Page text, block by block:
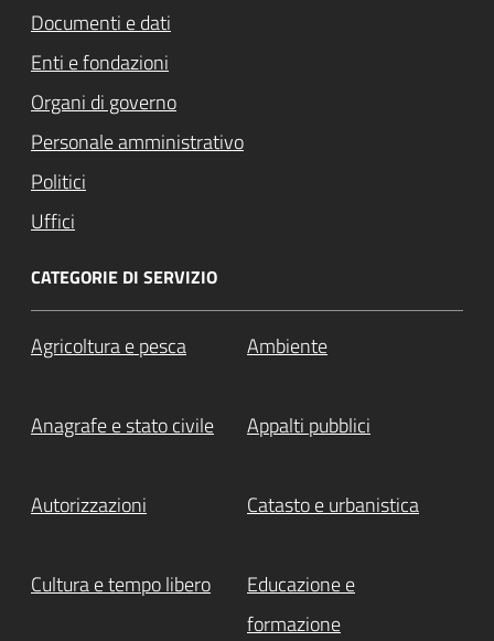
Documenti e dati
Enti e fondazioni
Organi di governo
Personale amministrativo
Politici
Uffici
CATEGORIE DI SERVIZIO
Agricoltura e pesca Ambiente
Anagrafe e stato civile Appalti pubblici
Autorizzazioni Catasto e urbanistica
Cultura e tempo libero
Educazione e
formazione